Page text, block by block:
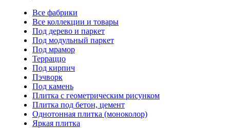
Все фабрики
Все коллекции и товары
Под дерево и паркет
Под модульный паркет
Под мрамор
Терраццо
Под кирпич
Пэчворк
Под камень
Плитка с геометрическим рисунком
Плитка под бетон, цемент
Однотонная плитка (моноколор)
Яркая плитка